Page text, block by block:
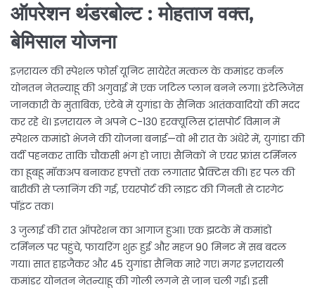
ऑपरेशन थंडरबोल्ट : मोहताज वक्त,
बेमिसाल योजना
इज़रायल की स्पेशल फोर्स यूनिट सायेरेत मत्कल के कमांडर कर्नल
योनतन नेतन्याहू की अगुवाई में एक जटिल प्लान बनने लगा। इंटेलिजेंस
जानकारी के मुताबिक, एंटेबे में युगांडा के सैनिक आतंकवादियों की मदद
कर रहे थे। इज़रायल ने अपने C-130 हरक्यूलिस ट्रांसपोर्ट विमान में
स्पेशल कमांडो भेजने की योजना बनाई—वो भी रात के अंधेरे में, युगांडा की
वर्दी पहनकर ताकि चौकसी भंग हो जाए। सैनिकों ने एयर फ्रांस टर्मिनल
का हूबहू मॉकअप बनाकर हफ्तों तक लगातार प्रैक्टिस की। हर पल की
बारीकी से प्लानिंग की गई, एयरपोर्ट की लाइट की गिनती से टारगेट
पॉइंट तक।
3 जुलाई की रात ऑपरेशन का आगाज हुआ। एक झटके में कमांडो
टर्मिनल पर पहुंचे, फायरिंग शुरू हुई और महज 90 मिनट में सब बदल
गया। सात हाइजैकर और 45 युगांडा सैनिक मारे गए। मगर इज़रायली
कमांडर योनतन नेतन्याहू की गोली लगने से जान चली गई। इसी